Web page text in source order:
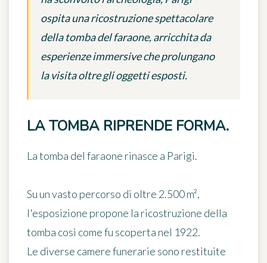
ospita una ricostruzione spettacolare
della tomba del faraone, arricchita da
esperienze immersive che prolungano
la visita oltre gli oggetti esposti.
LA TOMBA RIPRENDE FORMA.
La tomba del faraone rinasce a Parigi.
Su un vasto percorso di oltre 2.500 m²,
l'esposizione propone la ricostruzione della
tomba così come fu scoperta nel 1922.
Le diverse camere funerarie sono restituite